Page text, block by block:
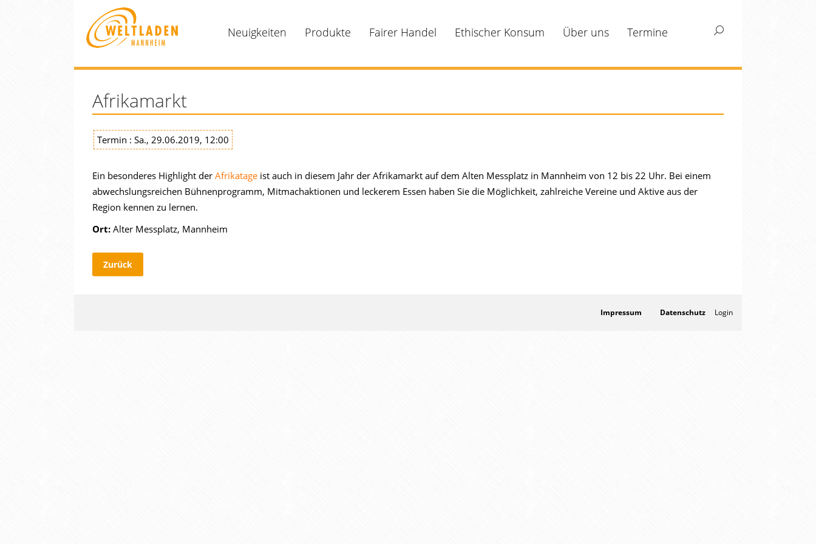
Neuigkeiten Produkte Fairer Handel Ethischer Konsum Über uns Termine Search:
Afrikamarkt
Termin : Sa., 29.06.2019, 12:00
Ein besonderes Highlight der Afrikatage ist auch in diesem Jahr der Afrikamarkt auf dem Alten Messplatz in Mannheim von 12 bis 22 Uhr. Bei einem
abwechslungsreichen Bühnenprogramm, Mitmachaktionen und leckerem Essen haben Sie die Möglichkeit, zahlreiche Vereine und Aktive aus der
Region kennen zu lernen.
Ort: Alter Messplatz, Mannheim
Zurück
Impressum Datenschutz Login